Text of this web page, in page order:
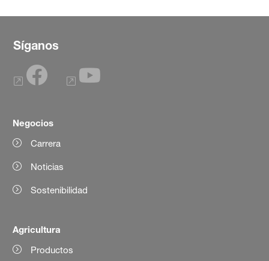
Síganos
Negocios
Carrera
Noticias
Sostenibilidad
Agricultura
Productos